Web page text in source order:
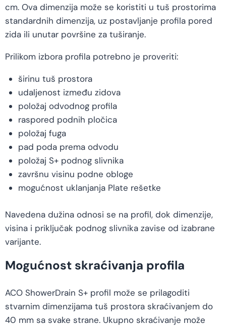
cm. Ova dimenzija može se koristiti u tuš prostorima
standardnih dimenzija, uz postavljanje profila pored
zida ili unutar površine za tuširanje.
Prilikom izbora profila potrebno je proveriti:
širinu tuš prostora
udaljenost između zidova
položaj odvodnog profila
raspored podnih pločica
položaj fuga
pad poda prema odvodu
položaj S+ podnog slivnika
završnu visinu podne obloge
mogućnost uklanjanja Plate rešetke
Navedena dužina odnosi se na profil, dok dimenzije,
visina i priključak podnog slivnika zavise od izabrane
varijante.
Mogućnost skraćivanja profila
ACO ShowerDrain S+ profil može se prilagoditi
stvarnim dimenzijama tuš prostora skraćivanjem do
40 mm sa svake strane. Ukupno skraćivanje može